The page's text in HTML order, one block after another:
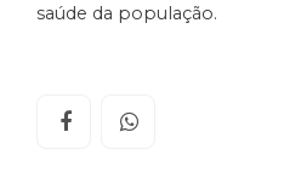
saúde da população.